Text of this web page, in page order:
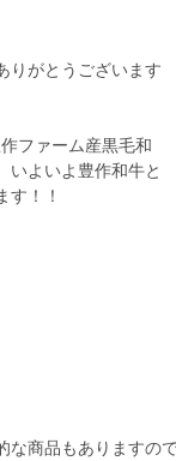
りがとうございます
ファーム産黒毛和
いよいよ豊作和牛と
す！！
な商品もありますの